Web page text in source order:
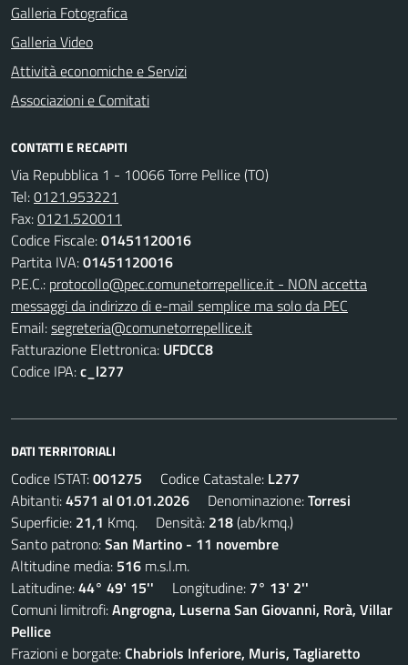
Galleria Fotografica
Galleria Video
Attività economiche e Servizi
Associazioni e Comitati
CONTATTI E RECAPITI
Via Repubblica 1 - 10066 Torre Pellice (TO)
Tel:0121.953221
Fax:0121.520011
Codice Fiscale:01451120016
Partita IVA:01451120016
P.E.C.: protocollo@pec.comunetorrepellice.it - NON accetta
messaggi da indirizzo di e-mail semplice ma solo da PEC
Email:segreteria@comunetorrepellice.it
Fatturazione Elettronica: UFDCC8
Codice IPA:c_l277
DATI TERRITORIALI
Codice ISTAT:001275 Codice Catastale: L277
Abitanti:4571 al 01.01.2026 Denominazione:Torresi
Superficie: 21,1 Kmq. Densità: 218(ab/kmq.)
Santo patrono:San Martino - 11 novembre
Altitudine media: 516 m.s.l.m.
Latitudine:44° 49' 15'' Longitudine: 7° 13' 2''
Comuni limitrofi:Angrogna, Luserna San Giovanni, Rorà, Villar
Pellice
Frazioni e borgate:Chabriols Inferiore, Muris, Tagliaretto